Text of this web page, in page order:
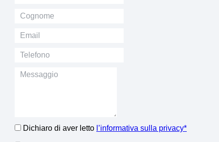
Dichiaro di aver letto l’informativa sulla privacy*